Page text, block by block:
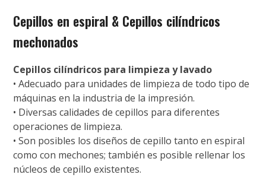
Cepillos en espiral & Cepillos cilíndricos
mechonados
Cepillos cilíndricos para limpieza y lavado
• Adecuado para unidades de limpieza de todo tipo de
máquinas en la industria de la impresión.
• Diversas calidades de cepillos para diferentes
operaciones de limpieza.
• Son posibles los diseños de cepillo tanto en espiral
como con mechones; también es posible rellenar los
núcleos de cepillo existentes.